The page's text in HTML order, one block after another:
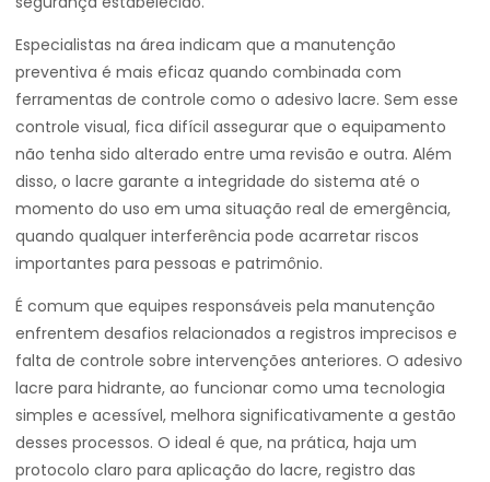
Especialistas na área indicam que a manutenção
preventiva é mais eficaz quando combinada com
ferramentas de controle como o adesivo lacre. Sem esse
controle visual, fica difícil assegurar que o equipamento
não tenha sido alterado entre uma revisão e outra. Além
disso, o lacre garante a integridade do sistema até o
momento do uso em uma situação real de emergência,
quando qualquer interferência pode acarretar riscos
importantes para pessoas e patrimônio.
É comum que equipes responsáveis pela manutenção
enfrentem desafios relacionados a registros imprecisos e
falta de controle sobre intervenções anteriores. O adesivo
lacre para hidrante, ao funcionar como uma tecnologia
simples e acessível, melhora significativamente a gestão
desses processos. O ideal é que, na prática, haja um
protocolo claro para aplicação do lacre, registro das